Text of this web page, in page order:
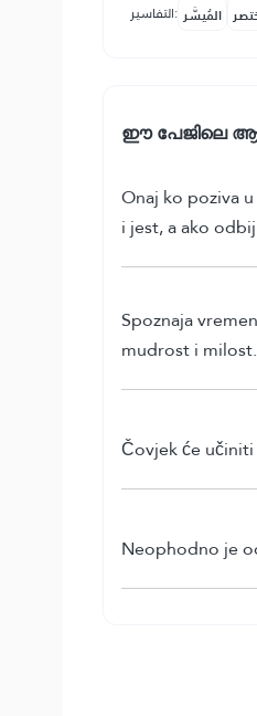
التفاسير: المُيسَّر
ഈ പേജിലെ
Onaj ko poziva
i jest, a ako
Spoznaja
mudrost i milost.
Čovjek će
Neophodno je